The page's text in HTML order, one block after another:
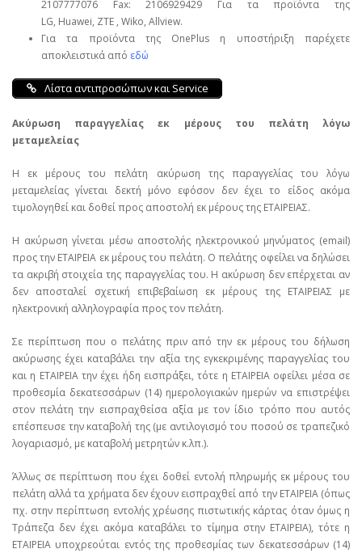
2107777076 Fax: 2106929429 Για τα προϊόντα της
LG, Huawei, ΖΤΕ , Wiko, Allview.
Για τα προϊόντα της OnePlus η υποστήριξη παρέχετε
αποκλειστικά από εδώ
Λίστα αντιπροσώπων και Service
Ακύρωση παραγγελίας εκ μέρους του πελάτη λόγω
μεταμελείας
Η εκ μέρους του πελάτη ακύρωση της παραγγελίας του λόγω
μεταμελείας γίνεται δεκτή μόνο εφόσον δεν έχει το είδος ακόμα
τιμολογηθεί και δοθεί προς αποστολή εκ μέρους της ΕΤΑΙΡΕΙΑΣ.
Η ακύρωση γίνεται μέσω αποστολής ηλεκτρονικού μηνύματος (email)
προς την ΕΤΑΙΡΕΙΑ εκ μέρους του πελάτη. Ο πελάτης οφείλει να δηλώσει
τα ακριβή στοιχεία της παραγγελίας του. Η ακύρωση δεν επέρχεται αν
δεν αποσταλεί σχετική επιβεβαίωση εκ μέρους της ΕΤΑΙΡΕΙΑΣ με
ηλεκτρονική αλληλογραφία προς τον πελάτη.
Σε περίπτωση που ο πελάτης πριν από την εκ μέρους του δήλωση
ακύρωσης έχει καταβάλει την αξία της εγκεκριμένης παραγγελίας του
και η ΕΤΑΙΡΕΙΑ την έχει ήδη εισπράξει, τότε η ΕΤΑΙΡΕΙΑ οφείλει μέσα σε
προθεσμία δεκατεσσάρων (14) ημερολογιακών ημερών να επιστρέψει
στον πελάτη την εισπραχθείσα αξία με τον ίδιο τρόπο που αυτός
επέσπευσε την καταβολή της (με αντιλογισμό του ποσού σε τραπεζικό
λογαριασμό, με καταβολή μετρητών κ.λπ.).
Άλλως σε περίπτωση που έχει δοθεί εντολή πληρωμής εκ μέρους του
πελάτη αλλά τα χρήματα δεν έχουν εισπραχθεί από την ΕΤΑΙΡΕΙΑ (όπως
πχ. στην περίπτωση εντολής χρέωσης πιστωτικής κάρτας όταν όμως η
Τράπεζα δεν έχει ακόμα καταβάλει το τίμημα στην ΕΤΑΙΡΕΙΑ), τότε η
ΕΤΑΙΡΕΙΑ υποχρεούται εντός της προθεσμίας των δεκατεσσάρων (14)